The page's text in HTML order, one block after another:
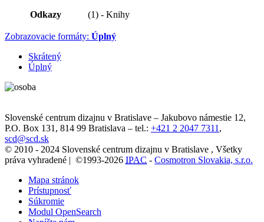
Odkazy (1) - Knihy
Zobrazovacie formáty: Úplný
Skrátený
Úplný
Slovenské centrum dizajnu v Bratislave – Jakubovo námestie 12,
P.O. Box 131, 814 99 Bratislava – tel.: +421 2 2047 7311 ,
scd@scd.sk
© 2010 - 2024 Slovenské centrum dizajnu v Bratislave , Všetky
práva vyhradené | ©1993-2026 IPAC - Cosmotron Slovakia, s.r.o.
Mapa stránok
Prístupnosť
Súkromie
Modul OpenSearch